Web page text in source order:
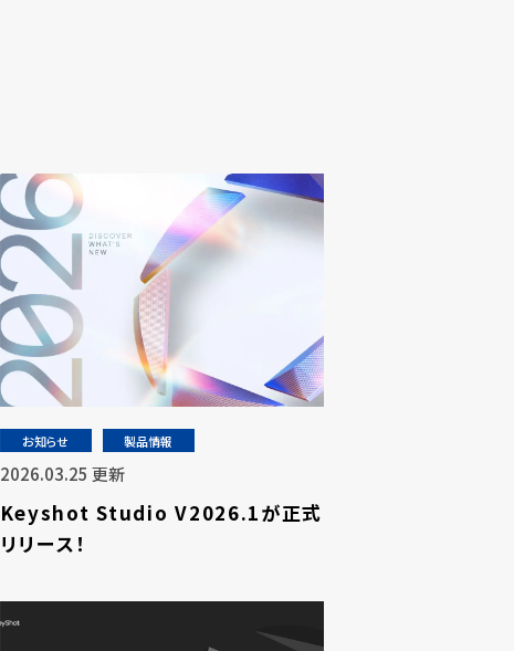
お知らせ 製品情報
2026.03.25 更新
Keyshot Studio V2026.1が正式
リリース！